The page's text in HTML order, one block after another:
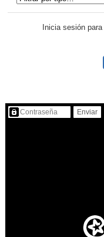
Inicia sesión
Contenido protegido…